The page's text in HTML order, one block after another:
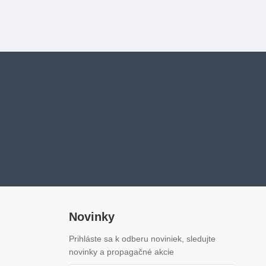
Novinky
Prihláste sa k odberu noviniek, sledujte
novinky a propagačné akcie